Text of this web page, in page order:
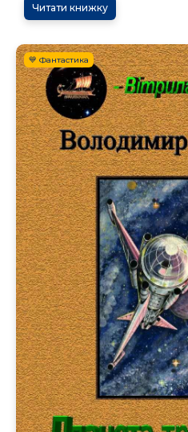
Читати книжку
💙 Фантастика